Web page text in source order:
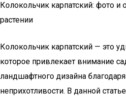
Колокольчик карпатский: фото и
растении
Колокольчик карпатский — это
которое привлекает внимание
ландшафтного дизайна
неприхотливости. В данной